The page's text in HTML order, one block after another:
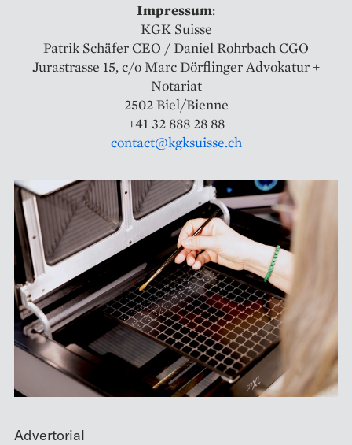
Impressum:
KGK Suisse
Patrik Schäfer CEO / Daniel Rohrbach CGO
Jurastrasse 15, c/o Marc Dörflinger Advokatur +
Notariat
2502 Biel/Bienne
+41 32 888 28 88
contact@kgksuisse.ch
Advertorial